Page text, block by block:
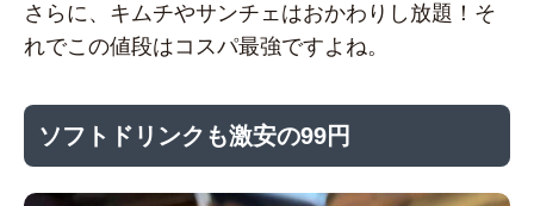
さらに、キムチやサンチェはおかわりし放題！そ
れでこの値段はコスパ最強ですよね。
ソフトドリンクも激安の99円